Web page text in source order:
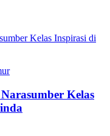
Kelas